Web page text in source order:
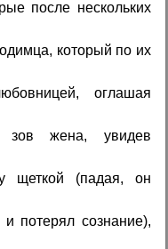
после нескольких
который по их
оглашая
зов жена, увидев
щеткой (падая, он
потерял сознание),